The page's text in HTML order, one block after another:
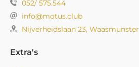
052/ 575.544
info@motus.club
Nijverheidslaan 23, Waasmunster
Extra's